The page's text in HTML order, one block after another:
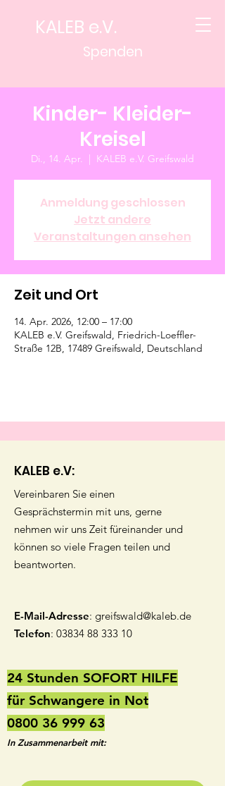
KALEB e.V.
Spenden
Kinder- Kleider-
Kreisel
Di., 14. Apr.
  |
KALEB e.V. Greifswald
Anmeldung geschlossen
Jetzt andere
Veranstaltungen ansehen
Zeit und Ort
14. Apr. 2026, 12:00 – 17:00
KALEB e.V. Greifswald, Friedrich-Loeffler-
Straße 12B, 17489 Greifswald, Deutschland
KALEB e.V:
Vereinbaren Sie einen
Gesprächstermin mit uns, gerne
nehmen wir uns Zeit füreinander und
können so viele Fragen teilen und
beantworten.
E-Mail-Adresse: greifswald@kaleb.de
Telefon: 03834 88 333 10
24 Stunden SOFORT HILFE
für Schwangere in Not
0800 36 999 63
In Zusammenarbeit mit: